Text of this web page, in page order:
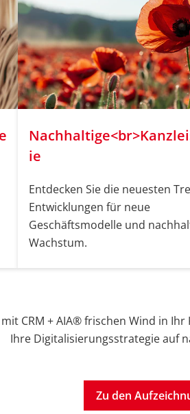
ie
Entdecken Sie die neuesten
Entwicklungen für neue
Geschäftsmodelle und
Wachstum.
CRM + AIA® frischen Wind in
Ihre Digitalisierungsstrategie auf
Zu den